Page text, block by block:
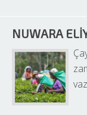
NUWARA